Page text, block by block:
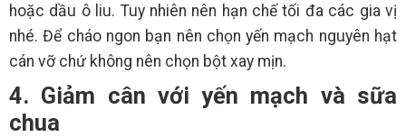
hoặc dầu ô liu. Tuy nhiên nên hạn chế tối đa các gia vị
nhé. Để cháo ngon bạn nên chọn yến mạch nguyên hạt
cán vỡ chứ không nên chọn bột xay mịn.
4. Giảm cân với yến mạch và sữa
chua